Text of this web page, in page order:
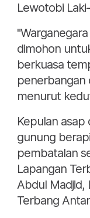
Lewotobi
dimohon
berkuasa
penerbangan
menurut
Kepulan asap
gunung
pembatalan
Lapangan
Abdul Madjid,
Terbang